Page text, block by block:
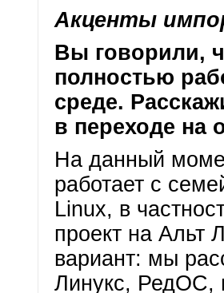
Акценты
Вы говорили,
полностью
среде.
в переходе на
На данный
работает с
Linux, в
проект на Альт
вариант: мы
Линукс, РедОС,